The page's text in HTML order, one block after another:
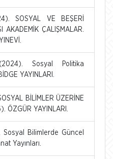
SOSYAL VE BEŞERİ
AKADEMİK ÇALIŞMALAR.
Sosyal Politika
YAYINLARI.
BİLİMLER ÜZERİNE
ÖZGÜR YAYINLARI.
Sosyal Bilimlerde Güncel
Yayınları.